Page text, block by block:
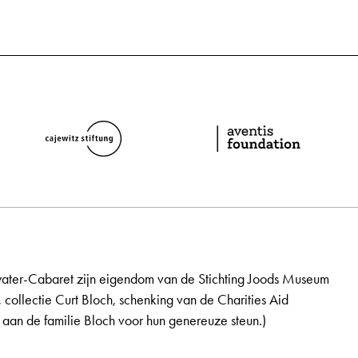
Cabaret zijn eigendom van de Stichting Joods Museum
Curt Bloch, schenking van de Charities Aid
de familie Bloch voor hun genereuze steun.)